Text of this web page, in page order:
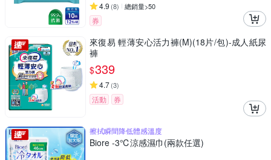
4.9 (8) 總銷量>50
券
來復易 輕薄安心活力褲(M)(18片/包)-成人紙尿
褲
$339
4.7(3)
活動 券
擦拭瞬間降低體感溫度
Biore -3℃涼感濕巾(兩款任選)